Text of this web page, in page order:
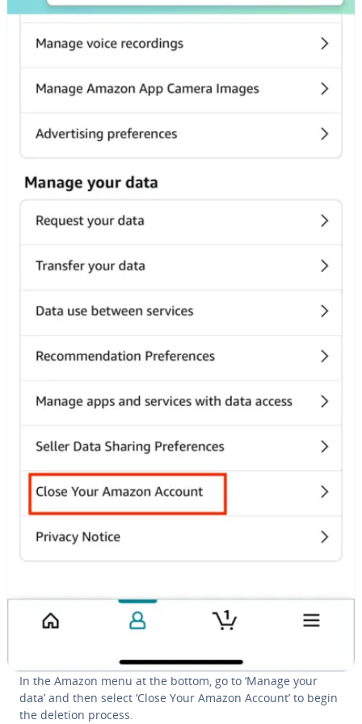
In the Amazon menu at the bottom, go to ‘Manage your
data’ and then select ‘Close Your Amazon Account’ to begin
the deletion process.